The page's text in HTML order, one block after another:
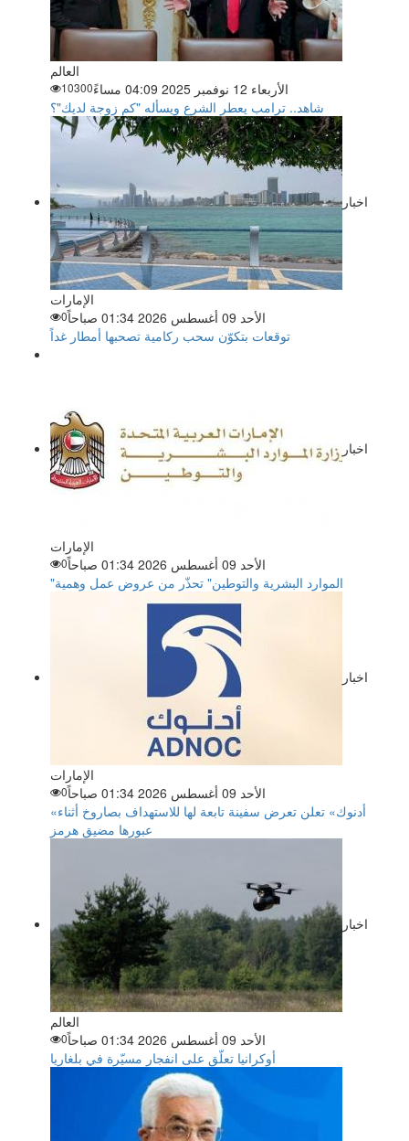
العالم
الأربعاء 12 نوفمبر 2025 04:09 مساءً
10300
شاهد.. ترامب يعطر الشرع ويسأله "كم زوجة لديك"؟
اخبار
الإمارات
الأحد 09 أغسطس 2026 01:34 صباحاً
0
توقعات بتكوّن سحب ركامية تصحبها أمطار غداً
اخبار
الإمارات
الأحد 09 أغسطس 2026 01:34 صباحاً
0
"الموارد البشرية والتوطين" تحذّر من عروض عمل وهمية
اخبار
الإمارات
الأحد 09 أغسطس 2026 01:34 صباحاً
0
«أدنوك» تعلن تعرض سفينة تابعة لها للاستهداف بصاروخ أثناء
عبورها مضيق هرمز
اخبار
العالم
الأحد 09 أغسطس 2026 01:34 صباحاً
0
أوكرانيا تعلّق على انفجار مسيّرة في بلغاريا